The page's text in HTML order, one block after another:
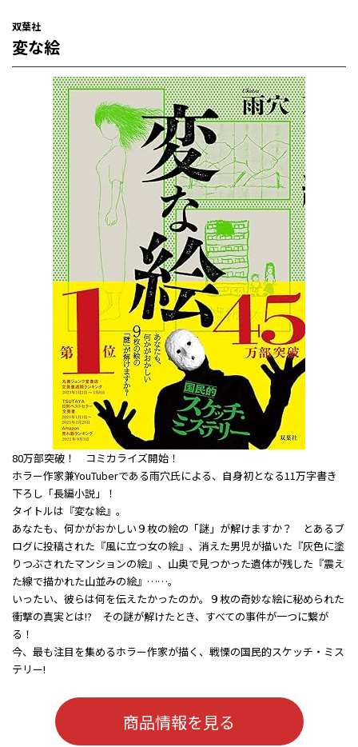
双葉社
変な絵
80万部突破！ コミカライズ開始！
ホラー作家兼YouTuberである雨穴氏による、自身初となる11万字書き
下ろし「長編小説」！
タイトルは『変な絵』。
あなたも、何かがおかしい９枚の絵の「謎」が解けますか？ とあるブ
ログに投稿された『風に立つ女の絵』、消えた男児が描いた『灰色に塗
りつぶされたマンションの絵』、山奥で見つかった遺体が残した『震え
た線で描かれた山並みの絵』……。
いったい、彼らは何を伝えたかったのか――。９枚の奇妙な絵に秘められた
衝撃の真実とは!? その謎が解けたとき、すべての事件が一つに繋が
る！
今、最も注目を集めるホラー作家が描く、戦慄の国民的スケッチ・ミス
テリー!
商品情報を見る